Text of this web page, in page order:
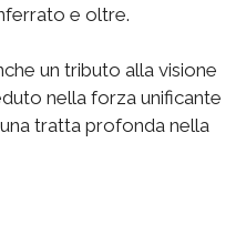
e oltre.
un tributo alla visione
nella forza unificante
tratta profonda nella